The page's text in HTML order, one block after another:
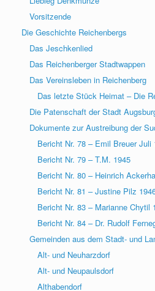
Vorsitzende
Die Geschichte Reichenbergs
Das Jeschkenlied
Das Reichenberger Stadtwappen
Das Vereinsleben in Reichenberg
Das letzte Stück Heimat – Die
Die Patenschaft der Stadt
Dokumente zur Austreibung der
Bericht Nr. 78 – Emil Breuer Juli
Bericht Nr. 79 – T.M. 1945
Bericht Nr. 80 – Heinrich
Bericht Nr. 81 – Justine Pilz
Bericht Nr. 83 – Marianne Chytil
Bericht Nr. 84 – Dr. Rudolf
Gemeinden aus dem Stadt- und
Alt- und Neuharzdorf
Alt- und Neupaulsdorf
Althabendorf